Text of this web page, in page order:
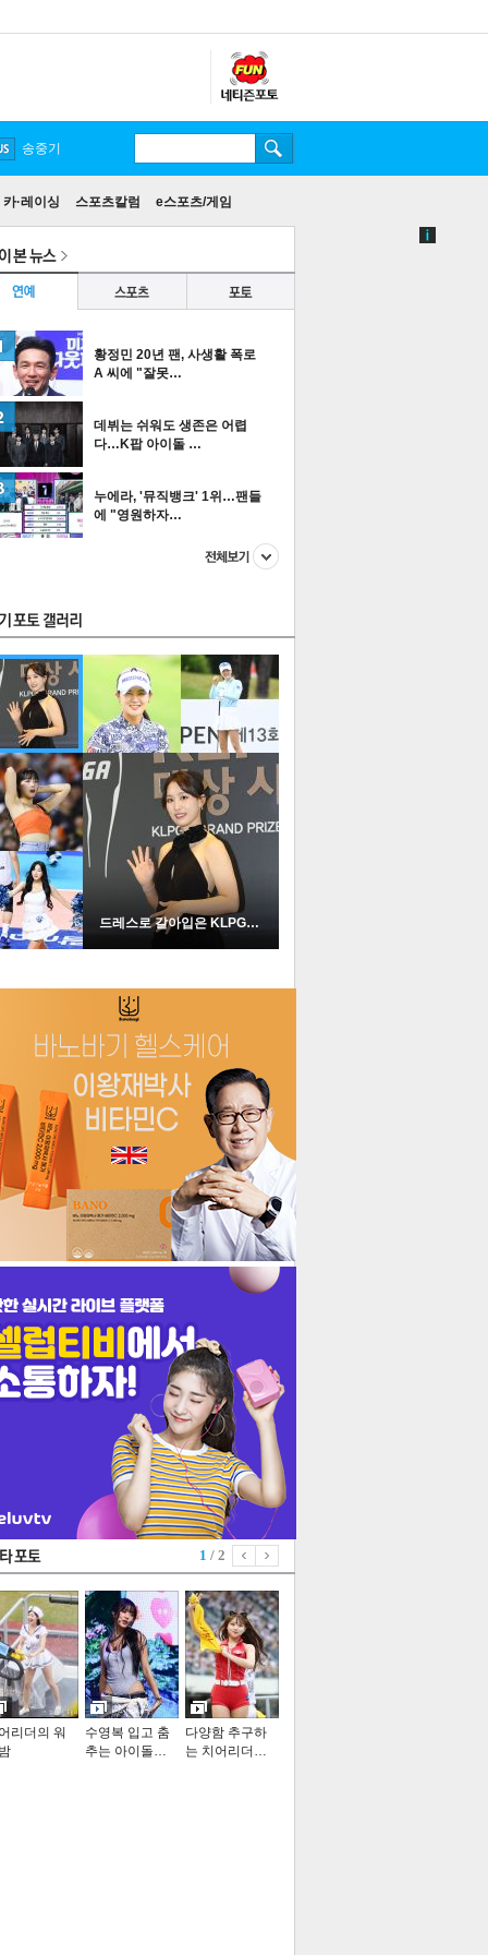
카·레이싱 스포츠칼럼 e스포츠/게임
송중기
본 뉴스
스포츠 포토
황정민 20년 팬, 사생활 폭로
A 씨에 "잘못…
데뷔는 쉬워도 생존은 어렵
다…K팝 아이돌 …
누에라, '뮤직뱅크' 1위…팬들
에 "영원하자…
더보기
포토
드레스로 갈아입은 KLPGA …
1 / 2
리더의 워
수영복 입고 춤
추는 아이돌…
다양함 추구하
는 치어리더…